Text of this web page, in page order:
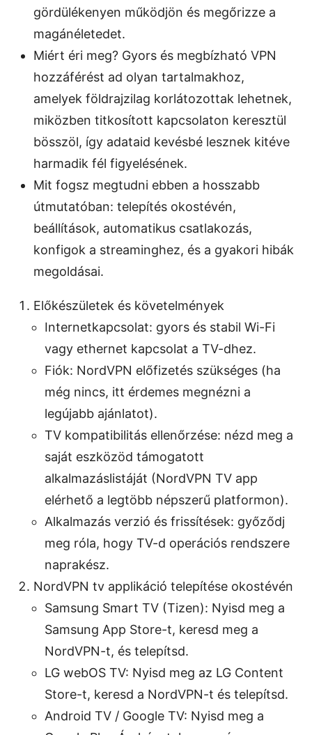
gördülékenyen működjön és megőrizze a
magánéletedet.
Miért éri meg? Gyors és megbízható VPN
hozzáférést ad olyan tartalmakhoz,
amelyek földrajzilag korlátozottak lehetnek,
miközben titkosított kapcsolaton keresztül
bösszöl, így adataid kevésbé lesznek kitéve
harmadik fél figyelésének.
Mit fogsz megtudni ebben a hosszabb
útmutatóban: telepítés okostévén,
beállítások, automatikus csatlakozás,
konfigok a streaminghez, és a gyakori hibák
megoldásai.
Előkészületek és követelmények
Internetkapcsolat: gyors és stabil Wi-Fi
vagy ethernet kapcsolat a TV-dhez.
Fiók: NordVPN előfizetés szükséges (ha
még nincs, itt érdemes megnézni a
legújabb ajánlatot).
TV kompatibilitás ellenőrzése: nézd meg a
saját eszközöd támogatott
alkalmazáslistáját (NordVPN TV app
elérhető a legtöbb népszerű platformon).
Alkalmazás verzió és frissítések: győződj
meg róla, hogy TV-d operációs rendszere
naprakész.
NordVPN tv applikáció telepítése okostévén
Samsung Smart TV (Tizen): Nyisd meg a
Samsung App Store-t, keresd meg a
NordVPN-t, és telepítsd.
LG webOS TV: Nyisd meg az LG Content
Store-t, keresd a NordVPN-t és telepítsd.
Android TV / Google TV: Nyisd meg a